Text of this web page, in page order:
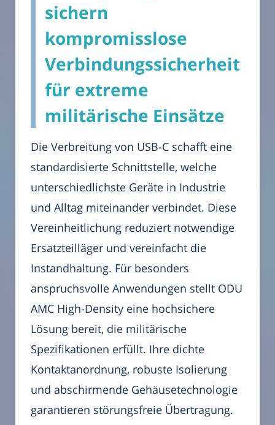
sichern
kompromisslose
Verbindungssicherheit
für extreme
militärische Einsätze
Die Verbreitung von USB-C schafft eine
standardisierte Schnittstelle, welche
unterschiedlichste Geräte in Industrie
und Alltag miteinander verbindet. Diese
Vereinheitlichung reduziert notwendige
Ersatzteilläger und vereinfacht die
Instandhaltung. Für besonders
anspruchsvolle Anwendungen stellt ODU
AMC High-Density eine hochsichere
Lösung bereit, die militärische
Spezifikationen erfüllt. Ihre dichte
Kontaktanordnung, robuste Isolierung
und abschirmende Gehäusetechnologie
garantieren störungsfreie Übertragung.